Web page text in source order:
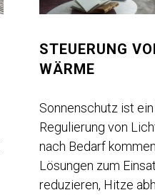
STEUERUNG
WÄRME
Sonnenschutz ist
Regulierung von
nach Bedarf
Lösungen zum
reduzieren, Hitze